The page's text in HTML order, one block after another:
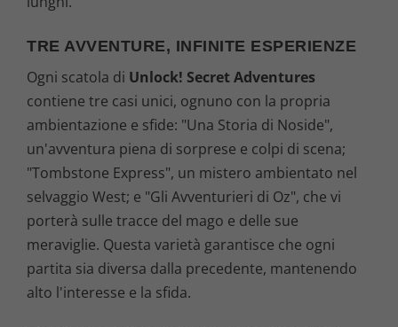
TRE AVVENTURE, INFINITE ESPERIENZE
Ogni scatola di Unlock! Secret Adventures
contiene tre casi unici, ognuno con la propria
ambientazione e sfide: "Una Storia di Noside",
un'avventura piena di sorprese e colpi di scena;
"Tombstone Express", un mistero ambientato nel
selvaggio West; e "Gli Avventurieri di Oz", che vi
porterà sulle tracce del mago e delle sue
meraviglie. Questa varietà garantisce che ogni
partita sia diversa dalla precedente, mantenendo
alto l'interesse e la sfida.